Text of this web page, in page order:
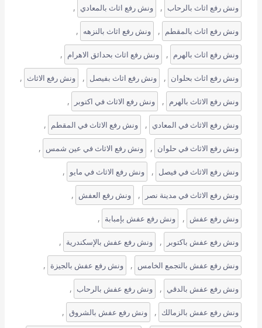
ونش رفع اثاث بالرحاب , ونش رفع اثاث بالمعادي ,
ونش رفع اثاث بالمقطم , ونش رفع اثاث بالنزهه ,
ونش رفع اثاث بالهرم , ونش رفع اثاث بحدائق الاهرام ,
ونش رفع اثاث بحلوان , ونش رفع اثاث بفيصل , ونش رفع الاثاث ,
ونش رفع الاثاث بالهرم , ونش رفع الاثاث في اكتوبر ,
ونش رفع الاثاث في المعادي , ونش رفع الاثاث في المقطم ,
ونش رفع الاثاث في حلوان , ونش رفع الاثاث في عين شمس ,
ونش رفع الاثاث في فيصل , ونش رفع الاثاث في مايو ,
ونش رفع الاثاث في مدينة نصر , ونش رفع العفش ,
ونش رفع عفش , ونش رفع عفش بإمبابة ,
ونش رفع عفش باكتوبر , ونش رفع عفش بالإسكندرية ,
ونش رفع عفش بالتجمع الخامس , ونش رفع عفش بالجيزة ,
ونش رفع عفش بالدقي , ونش رفع عفش بالرحاب ,
ونش رفع عفش بالزمالك , ونش رفع عفش بالشروق ,